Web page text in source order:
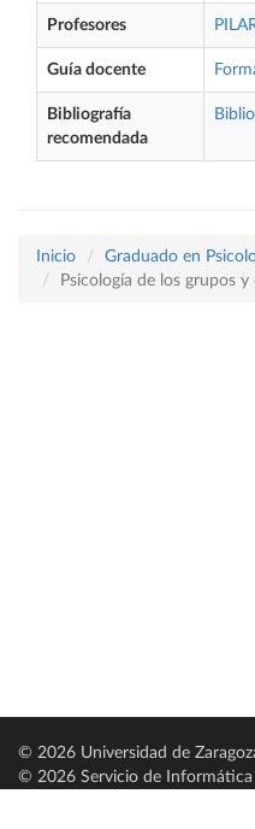
Profesores
Guía docente
Bibliografía
recomendada
Inicio Graduado en
Psicología de los grupos
© 2026 Universidad de
© 2026 Servicio de Informática